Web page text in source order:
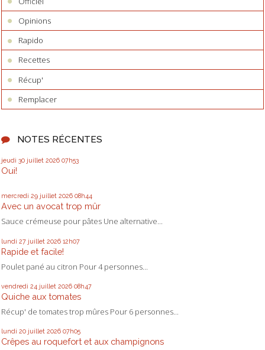
Opinions
Rapido
Recettes
Récup'
Remplacer
NOTES RÉCENTES
jeudi 30 juillet 2026 07h53
Oui!
mercredi 29 juillet 2026 08h44
Avec un avocat trop mûr
Sauce crémeuse pour pâtes Une alternative...
lundi 27 juillet 2026 12h07
Rapide et facile!
Poulet pané au citron Pour 4 personnes...
vendredi 24 juillet 2026 08h47
Quiche aux tomates
Récup' de tomates trop mûres Pour 6 personnes...
lundi 20 juillet 2026 07h05
Crêpes au roquefort et aux champignons